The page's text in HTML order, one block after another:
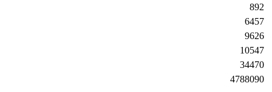
892
6457
9626
10547
34470
4788090